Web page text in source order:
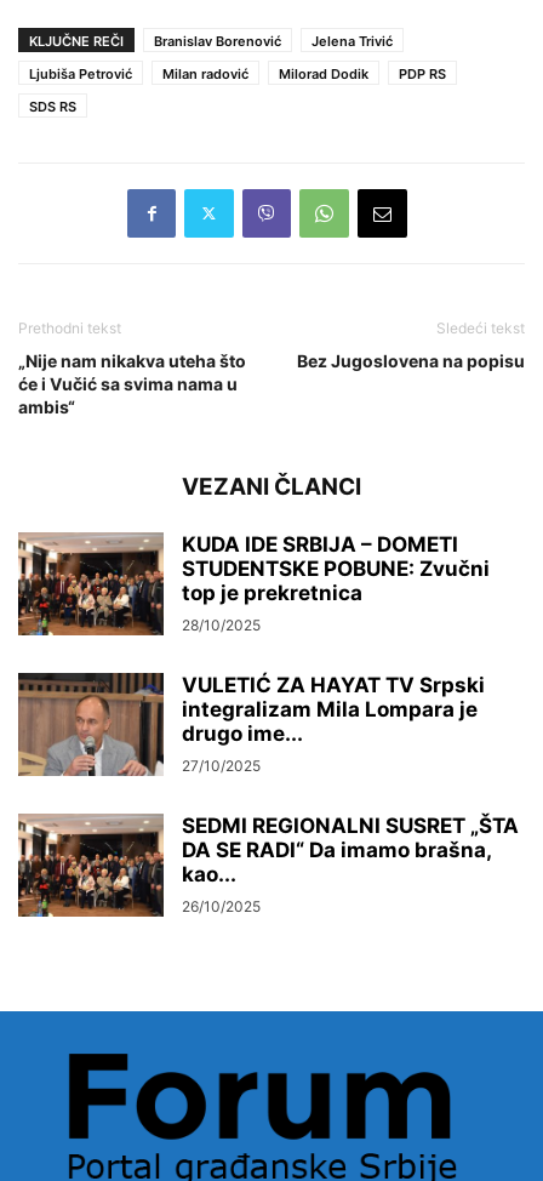
KLJUČNE REČI Branislav Borenović
Jelena Trivić
Ljubiša Petrović
Milan radović Milorad Dodik
PDP RS
SDS RS
Prethodni tekst
„Nije nam nikakva uteha što
će i Vučić sa svima nama u
ambis“
Sledeći tekst
Bez Jugoslovena na popisu
VEZANI ČLANCI
KUDA IDE SRBIJA – DOMETI
STUDENTSKE POBUNE: Zvučni
top je prekretnica
28/10/2025
VULETIĆ ZA HAYAT TV Srpski
integralizam Mila Lompara je
drugo ime...
27/10/2025
SEDMI REGIONALNI SUSRET „ŠTA
DA SE RADI“ Da imamo brašna,
kao...
26/10/2025